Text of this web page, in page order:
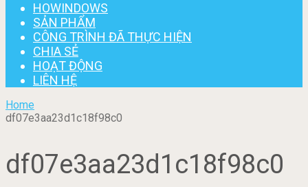
HOWINDOWS
SẢN PHẨM
CÔNG TRÌNH ĐÃ THỰC HIỆN
CHIA SẺ
HOẠT ĐỘNG
LIÊN HỆ
Home
df07e3aa23d1c18f98c0
df07e3aa23d1c18f98c0